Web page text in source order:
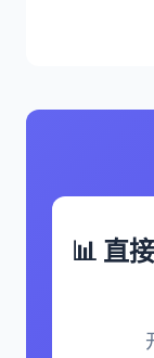
📊 直